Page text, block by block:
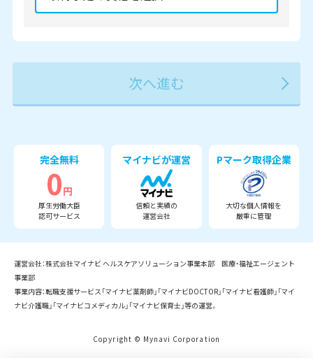
2027年 2028年 2029年 3月
完全無料
0円
厚生労働大臣
認可サービス
マイナビが運営
信頼と実績の
運営会社
Pマーク取得企業
大切な個人情報を
厳重に管理
運営会社：株式会社マイナビ ヘルスケアソリューション事業本部 医療・福祉エージェント
事業部
事業内容：転職支援サービス「マイナビ薬剤師」「マイナビDOCTOR」「マイナビ看護師」「マイ
ナビ介護職」「マイナビコメディカル」「マイナビ保育士」等の運営。
Copyright © Mynavi Corporation